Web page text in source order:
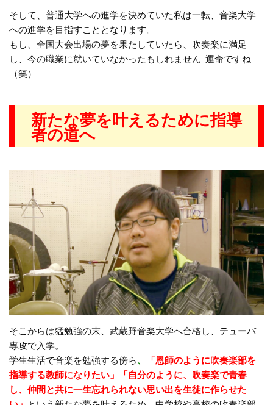
そして、普通大学への進学を決めていた私は一転、音楽大学
への進学を目指すこととなります。
もし、全国大会出場の夢を果たしていたら、吹奏楽に満足
し、今の職業に就いていなかったもしれません…運命ですね
（笑）
新たな夢を叶えるために指導
者の道へ
そこからは猛勉強の末、武蔵野音楽大学へ合格し、テューバ
専攻で入学。
学生生活で音楽を勉強する傍ら、
「恩師のように吹奏楽部を
指導する教師になりたい」「自分のように、吹奏楽で青春
し、仲間と共に一生忘れられない思い出を生徒に作らせた